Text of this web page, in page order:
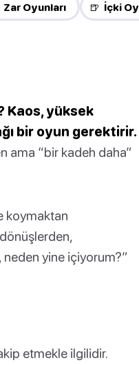
Zar Oyunları 🍺 İçki
Kaos, yüksek
bir oyun gerektirir.
“bir kadeh daha”
koymaktan
neden yine içiyorum?”
etmekle ilgilidir.